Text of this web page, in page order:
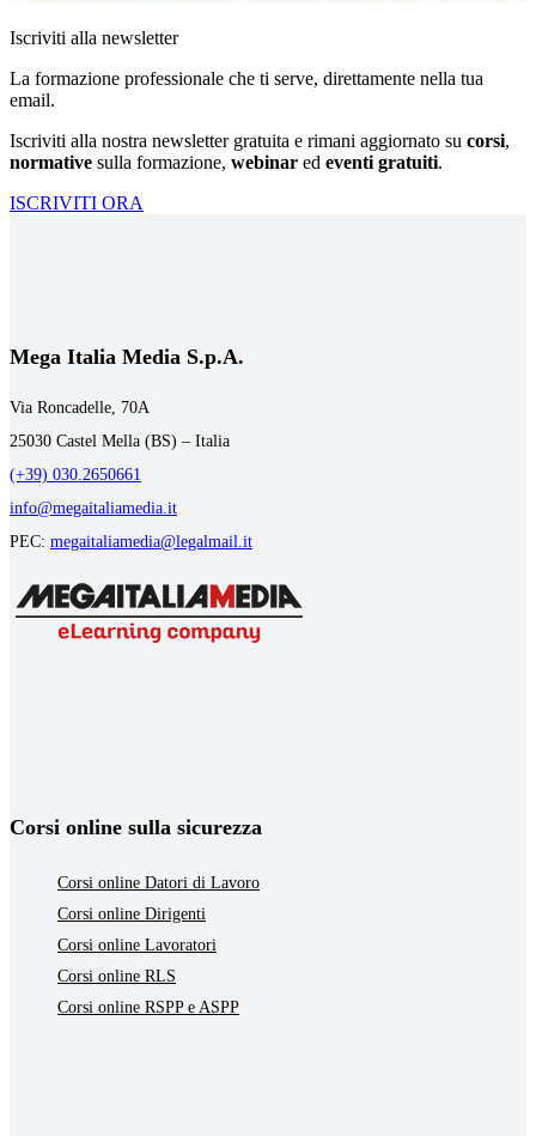
Iscriviti alla newsletter
La formazione professionale che ti serve, direttamente nella tua
email.
Iscriviti alla nostra newsletter gratuita e rimani aggiornato su corsi,
normative sulla formazione, webinar ed eventi gratuiti.
ISCRIVITI ORA
Mega Italia Media S.p.A.
Via Roncadelle, 70A
25030 Castel Mella (BS) – Italia
(+39) 030.2650661
info@megaitaliamedia.it
PEC: megaitaliamedia@legalmail.it
Corsi online sulla sicurezza
Corsi online Datori di Lavoro
Corsi online Dirigenti
Corsi online Lavoratori
Corsi online RLS
Corsi online RSPP e ASPP